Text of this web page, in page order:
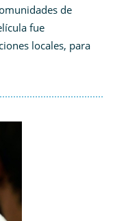
de
fue
locales, para